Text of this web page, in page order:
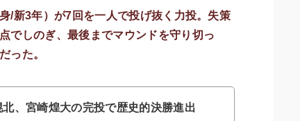
/新3年）が7回を一人で投げ抜く力投。失策
でしのぎ、最後までマウンドを守り切っ
った。
北、宮崎煌大の完投で歴史的決勝進出